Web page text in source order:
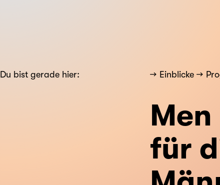
Du bist gerade hier: Einblicke
für